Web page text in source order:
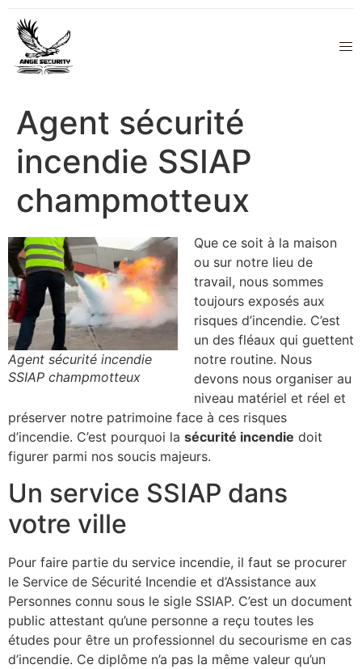
Agent sécurité
incendie SSIAP
champmotteux
Agent sécurité incendie
SSIAP champmotteux
Que ce soit à la maison
ou sur notre lieu de
travail, nous sommes
toujours exposés aux
risques d’incendie. C’est
un des fléaux qui guettent
notre routine. Nous
devons nous organiser au
niveau matériel et réel et
préserver notre patrimoine face à ces risques
d’incendie. C’est pourquoi la sécurité incendie doit
figurer parmi nos soucis majeurs.
Un service SSIAP dans
votre ville
Pour faire partie du service incendie, il faut se procurer
le Service de Sécurité Incendie et d’Assistance aux
Personnes connu sous le sigle SSIAP. C’est un document
public attestant qu’une personne a reçu toutes les
études pour être un professionnel du secourisme en cas
d’incendie. Ce diplôme n’a pas la même valeur qu’un